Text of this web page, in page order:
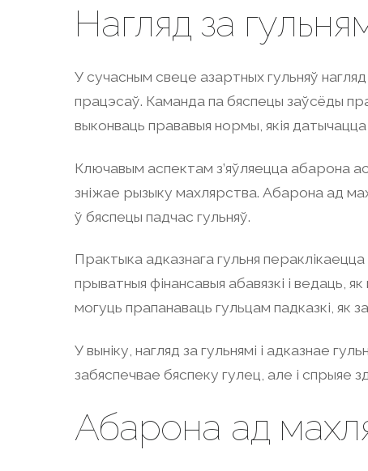
Нагляд за
У сучасным свеце азартных гульняў
працэсаў. Каманда па бяспецы заўсёды
выконваць прававыя нормы, якія
Ключавым аспектам з’яўляецца абарона
зніжае рызыку махлярства. Абарона ад
ў бяспецы падчас гульняў.
Практыка адказнага гульня
прыватныя фінансавыя абавязкі і ведаць,
могуць прапанаваць гульцам падказкі, як
У выніку, нагляд за гульнямі і адказнае
забяспечвае бяспеку гулец, але і спрыяе
Абарона ад